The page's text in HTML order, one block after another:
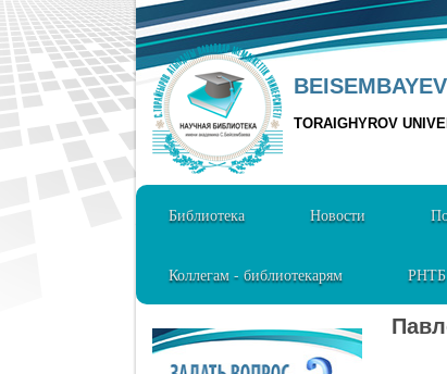
TORAIGHYROV
Библиотека Новости
Коллегам - библиотекарям РНТБ